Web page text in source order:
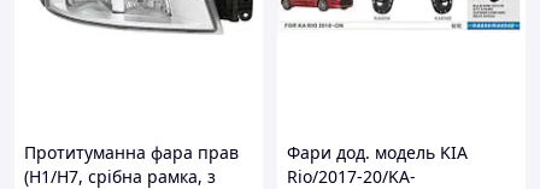
Протитуманна фара прав
(H1/H7, срібна рамка, з
Фари дод. модель KIA
Rio/2017-20/KA-